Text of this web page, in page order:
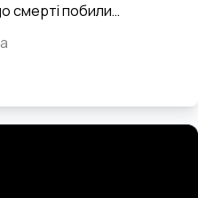
смерті побили